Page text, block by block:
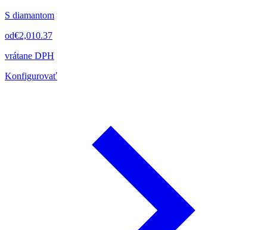
S diamantom
od€2,010.37
vrátane DPH
Konfigurovať